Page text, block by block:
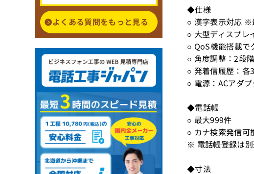
◆仕様
○ 漢字表示対応 ※
○ 大型ディスプレ
○ QoS機能搭載で
○ 角度調整：2段
○ 発着信履歴：各
○ 電源：ACアダ
◆電話帳
○ 最大999件
○ カナ検索発信可
※ 電話帳登録は別
◆寸法
よくある質問をもっと見る